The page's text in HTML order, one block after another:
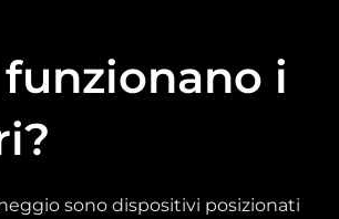
i
sono dispositivi posizionati